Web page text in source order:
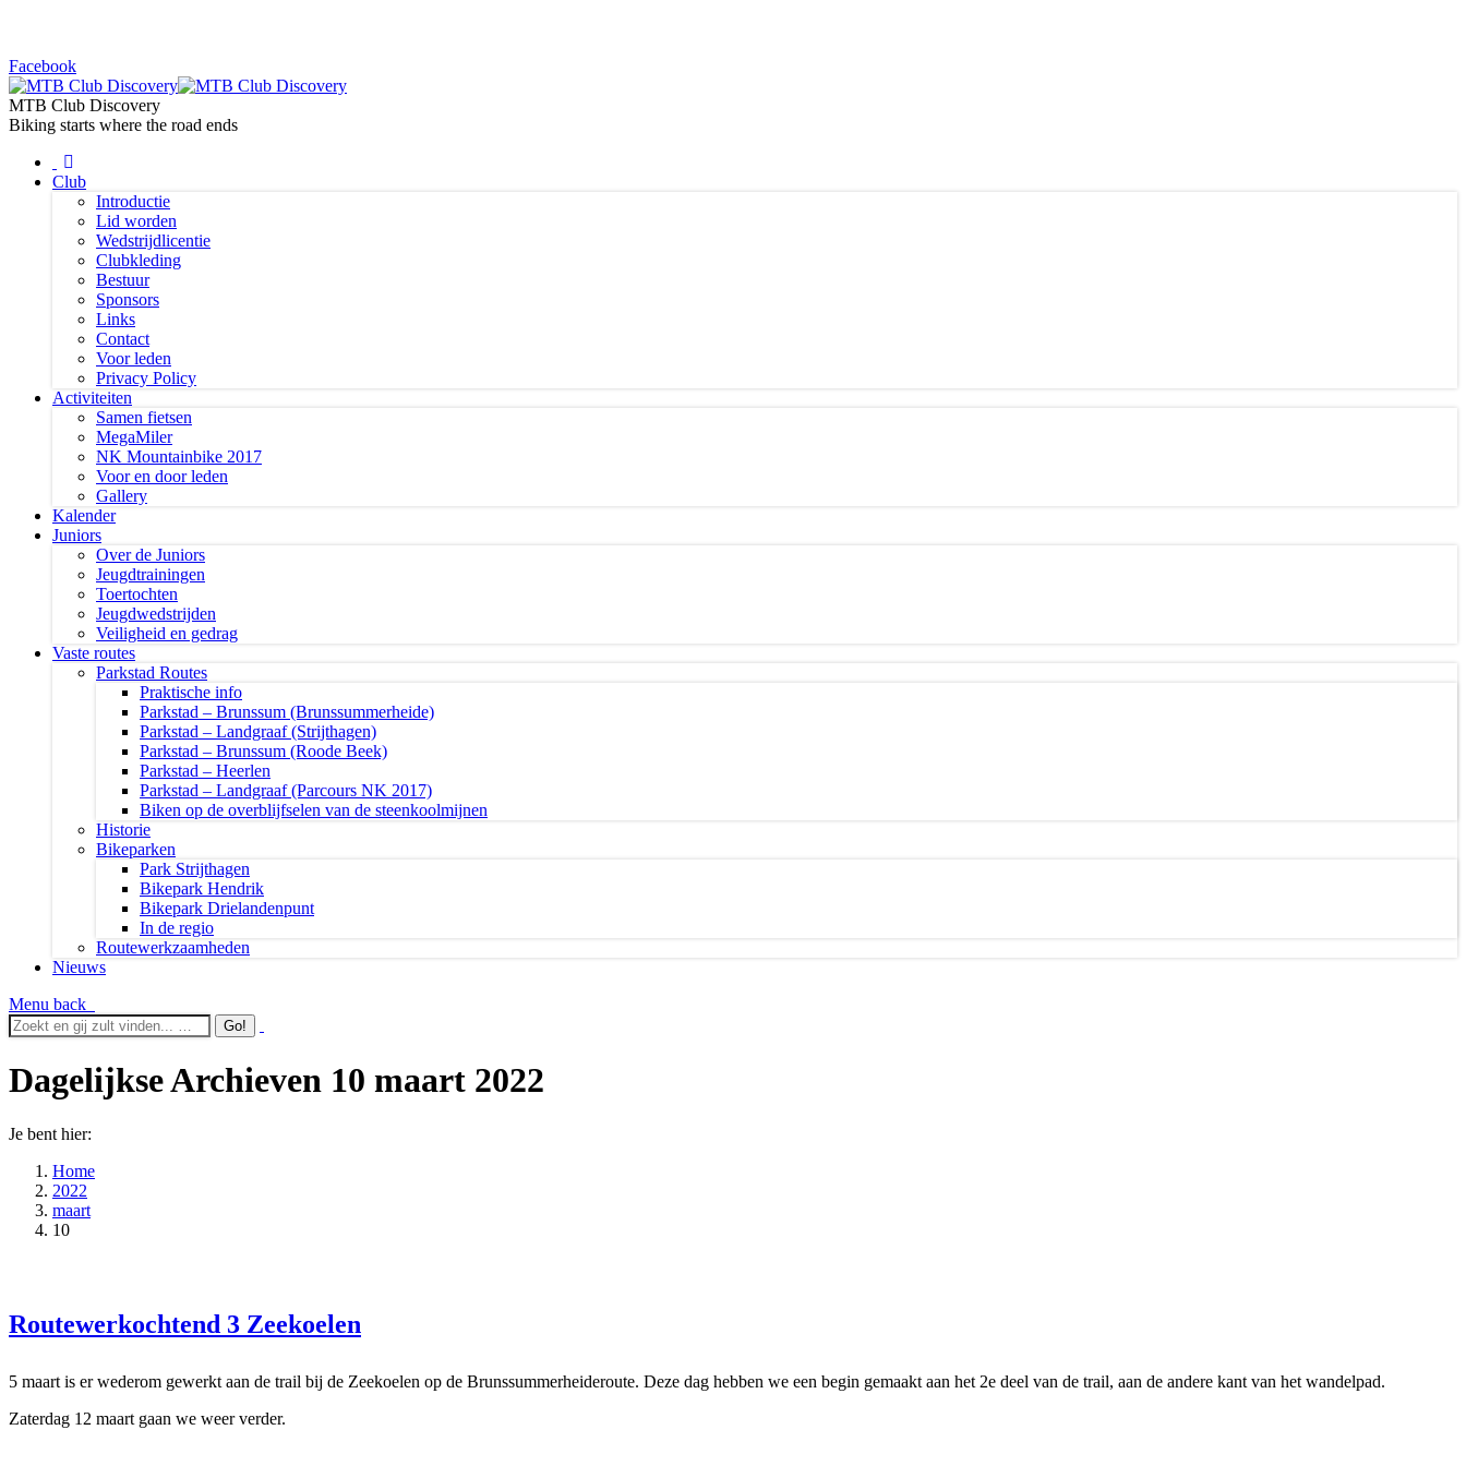
Facebook
MTB Club Discovery
Biking starts where the road ends
Club
Introductie
Lid worden
Wedstrijdlicentie
Clubkleding
Bestuur
Sponsors
Links
Contact
Voor leden
Privacy Policy
Activiteiten
Samen fietsen
MegaMiler
NK Mountainbike 2017
Voor en door leden
Gallery
Kalender
Juniors
Over de Juniors
Jeugdtrainingen
Toertochten
Jeugdwedstrijden
Veiligheid en gedrag
Vaste routes
Parkstad Routes
Praktische info
Parkstad – Brunssum (Brunssummerheide)
Parkstad – Landgraaf (Strijthagen)
Parkstad – Brunssum (Roode Beek)
Parkstad – Heerlen
Parkstad – Landgraaf (Parcours NK 2017)
Biken op de overblijfselen van de steenkoolmijnen
Historie
Bikeparken
Park Strijthagen
Bikepark Hendrik
Bikepark Drielandenpunt
In de regio
Routewerkzaamheden
Nieuws
Menu back
Dagelijkse Archieven 10 maart 2022
Je bent hier:
Home
2022
maart
10
Routewerkochtend 3 Zeekoelen
5 maart is er wederom gewerkt aan de trail bij de Zeekoelen op de Brunssummerheideroute. Deze dag hebben we een begin gemaakt aan het 2e deel van de trail, aan de andere kant van het wandelpad.
Zaterdag 12 maart gaan we weer verder.